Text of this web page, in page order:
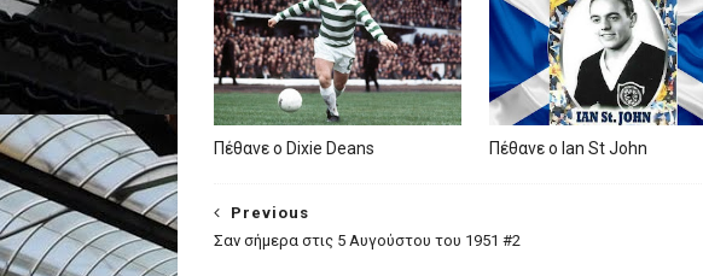
Πέθανε ο Dixie Deans Πέθανε ο Ian St John
Previous
Σαν σήμερα στις 5 Αυγούστου του 1951 #2